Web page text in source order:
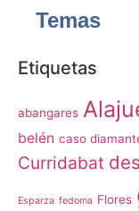
Temas
Etiquetas
abangares
belén caso
Curridabat
Esparza fedoma Flores